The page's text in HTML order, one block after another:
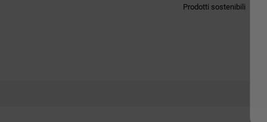
Prodotti sostenibili